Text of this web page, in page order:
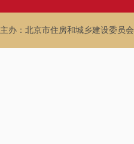
主办：北京市住房和城乡建设委员会